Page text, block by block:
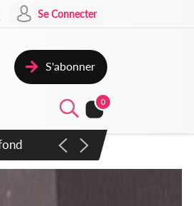
Se Connecter
S'abonner
0